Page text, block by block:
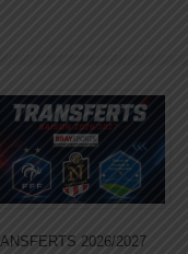
2026/2027